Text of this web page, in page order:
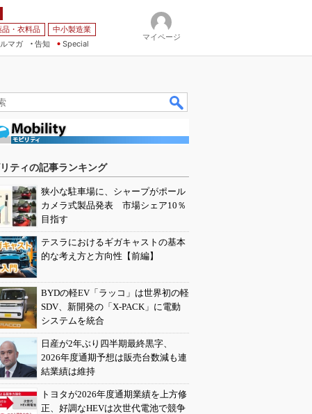
品・衣料品
中小製造業
ルマガ
告知 Special
マイページ
ティの記事ランキング
狭小な駐車場に、シャープがポール
カメラ式製品発表 市場シェア10％
目指す
テスラにおけるギガキャストの基本
的な考え方と方向性【前編】
BYDの軽EV「ラッコ」は世界初の軽
SDV、新開発の「X-PACK」に電動
システムを統合
日産が2年ぶり四半期最終黒字、
2026年度通期予想は販売台数減も連
結業績は維持
トヨタが2026年度通期業績を上方修
正、好調なHEVは次世代電池で競争